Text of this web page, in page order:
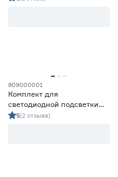
1,2809000001
Комплект для
светодиодной подсветки
4,8 Вт LED 1,2 м c датчиком
5(2 отзыва)